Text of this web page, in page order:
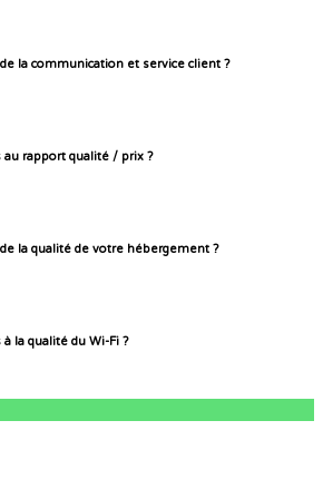
la communication et service client ?
rapport qualité / prix ?
la qualité de votre hébergement ?
la qualité du Wi-Fi ?